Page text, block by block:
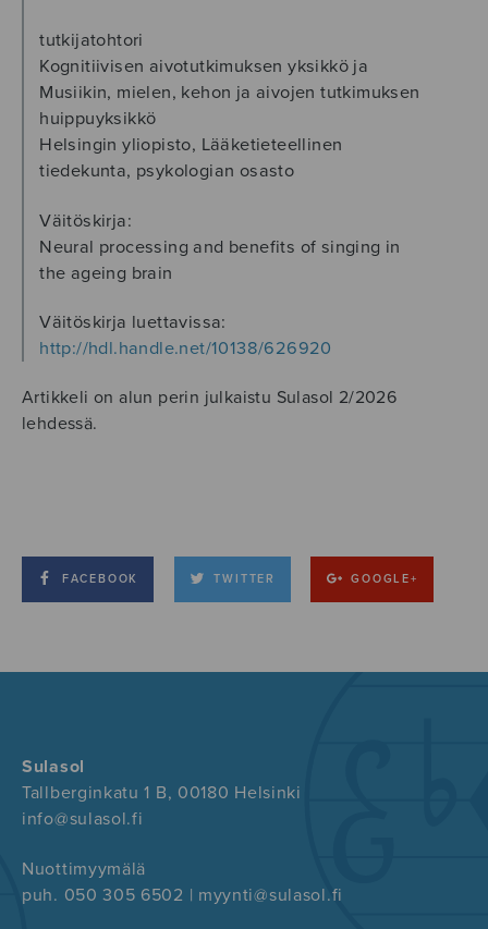
tutkijatohtori
Kognitiivisen aivotutkimuksen yksikkö ja
Musiikin, mielen, kehon ja aivojen tutkimuksen
huippuyksikkö
Helsingin yliopisto, Lääketieteellinen
tiedekunta, psykologian osasto
Väitöskirja:
Neural processing and benefits of singing in
the ageing brain
Väitöskirja luettavissa:
http://hdl.handle.net/10138/626920
Artikkeli on alun perin julkaistu Sulasol 2/2026
lehdessä.
FACEBOOK TWITTER GOOGLE+
Sulasol
Tallberginkatu 1 B, 00180 Helsinki
info@sulasol.fi
Nuottimyymälä
puh. 050 305 6502 | myynti@sulasol.fi